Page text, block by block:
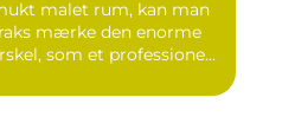
malet rum, kan man
mærke den enorme
som et professione...